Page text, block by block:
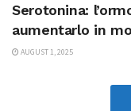
Serotonina:
aumentarlo in
AUGUST 1, 2025